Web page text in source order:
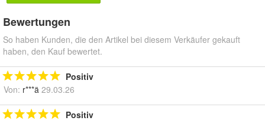
Bewertungen
So haben Kunden, die den Artikel bei diesem Verkäufer gekauft
haben, den Kauf bewertet.
Positiv
Von: r***ä 29.03.26
Positiv